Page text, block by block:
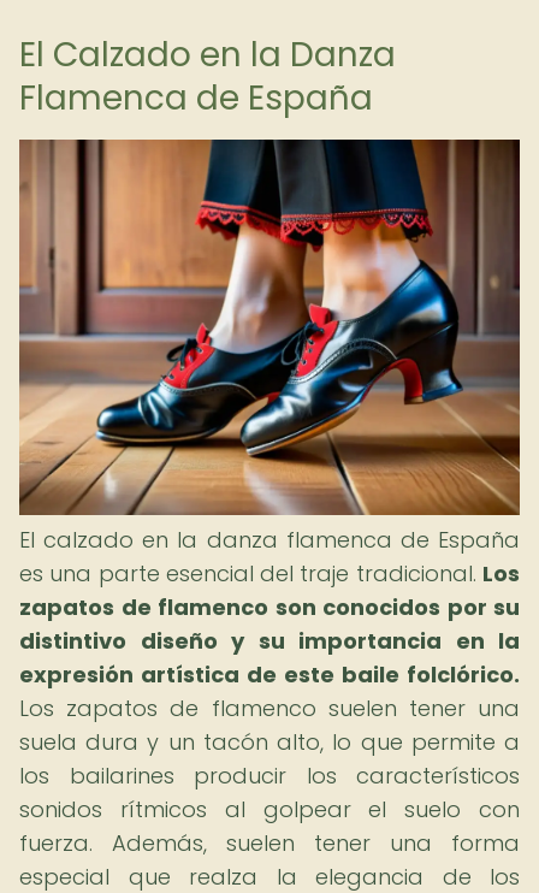
El Calzado en la Danza
Flamenca de España
El calzado en la danza flamenca de España
es una parte esencial del traje tradicional. Los
zapatos de flamenco son conocidos por su
distintivo diseño y su importancia en la
expresión artística de este baile folclórico.
Los zapatos de flamenco suelen tener una
suela dura y un tacón alto, lo que permite a
los bailarines producir los característicos
sonidos rítmicos al golpear el suelo con
fuerza. Además, suelen tener una forma
especial que realza la elegancia de los